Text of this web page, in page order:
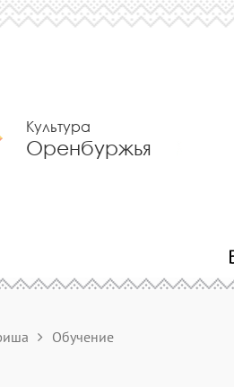
Культура
Оренбуржья
Обучение